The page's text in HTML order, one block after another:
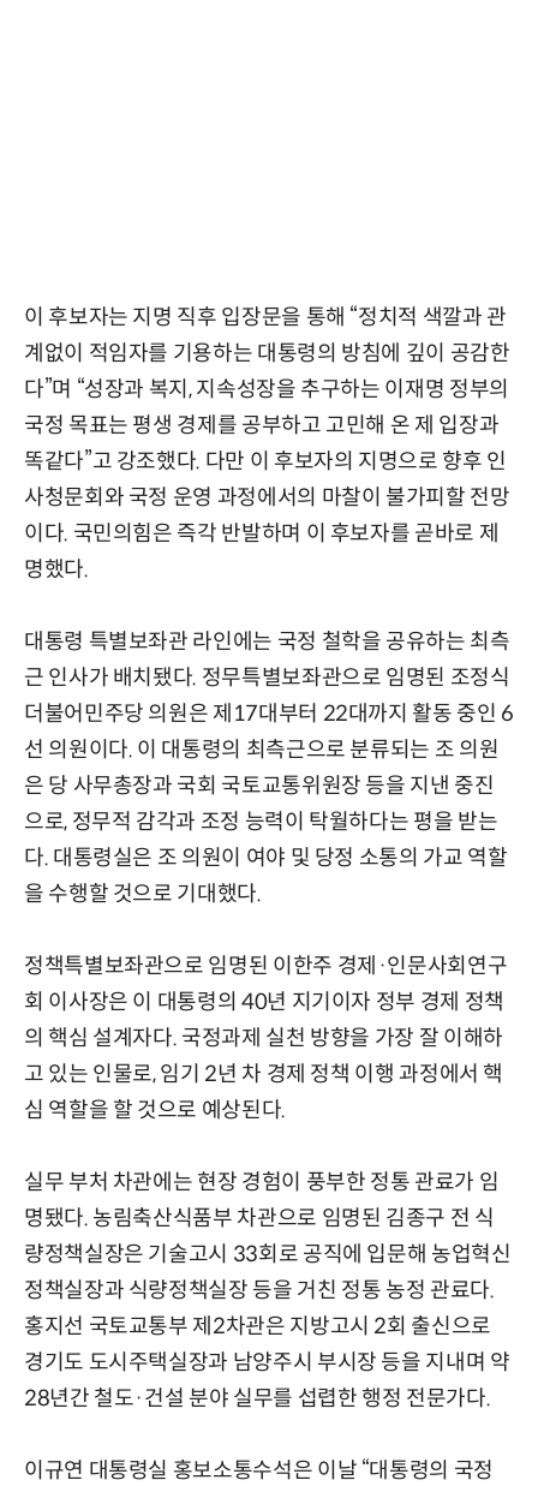
이 후보자는 지명 직후 입장문을 통해 “정치적 색깔과 관
계없이 적임자를 기용하는 대통령의 방침에 깊이 공감한
다”며 “성장과 복지, 지속성장을 추구하는 이재명 정부의
국정 목표는 평생 경제를 공부하고 고민해 온 제 입장과
똑같다”고 강조했다. 다만 이 후보자의 지명으로 향후 인
사청문회와 국정 운영 과정에서의 마찰이 불가피할 전망
이다. 국민의힘은 즉각 반발하며 이 후보자를 곧바로 제
명했다.
대통령 특별보좌관 라인에는 국정 철학을 공유하는 최측
근 인사가 배치됐다. 정무특별보좌관으로 임명된 조정식
더불어민주당 의원은 제17대부터 22대까지 활동 중인 6
선 의원이다. 이 대통령의 최측근으로 분류되는 조 의원
은 당 사무총장과 국회 국토교통위원장 등을 지낸 중진
으로, 정무적 감각과 조정 능력이 탁월하다는 평을 받는
다. 대통령실은 조 의원이 여야 및 당정 소통의 가교 역할
을 수행할 것으로 기대했다.
정책특별보좌관으로 임명된 이한주 경제·인문사회연구
회 이사장은 이 대통령의 40년 지기이자 정부 경제 정책
의 핵심 설계자다. 국정과제 실천 방향을 가장 잘 이해하
고 있는 인물로, 임기 2년 차 경제 정책 이행 과정에서 핵
심 역할을 할 것으로 예상된다.
실무 부처 차관에는 현장 경험이 풍부한 정통 관료가 임
명됐다. 농림축산식품부 차관으로 임명된 김종구 전 식
량정책실장은 기술고시 33회로 공직에 입문해 농업혁신
정책실장과 식량정책실장 등을 거친 정통 농정 관료다.
홍지선 국토교통부 제2차관은 지방고시 2회 출신으로
경기도 도시주택실장과 남양주시 부시장 등을 지내며 약
28년간 철도·건설 분야 실무를 섭렵한 행정 전문가다.
이규연 대통령실 홍보소통수석은 이날 “대통령의 국정